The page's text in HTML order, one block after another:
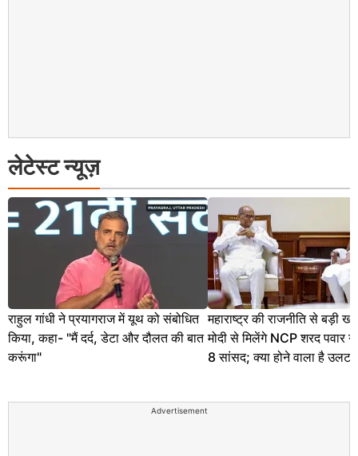
लेटेस्ट न्यूज़
राहुल गांधी ने प्रयागराज में यूथ को संबोधित
किया, कहा- "मैं दर्द, डेटा और दौलत की बात
करूंगा"
महाराष्ट्र की राजनीति से बड़ी
मोदी से मिलेंगे NCP शरद पवार
8 सांसद; क्या होने वाला है
Advertisement